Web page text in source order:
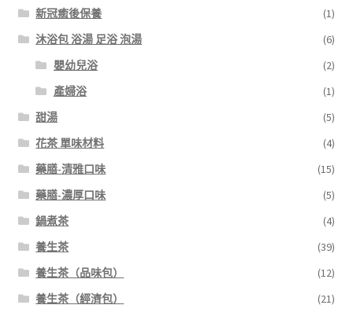
新冠癒後保養
(1)
沐浴包 浴湯 足浴 泡湯
(6)
嬰幼兒浴
(2)
產婦浴
(1)
甜湯
(5)
花茶 單味材料
(4)
藥膳-清雅口味
(15)
藥膳-濃厚口味
(5)
鍋煮茶
(4)
養生茶
(39)
養生茶（品味包）
(12)
養生茶（經濟包）
(21)